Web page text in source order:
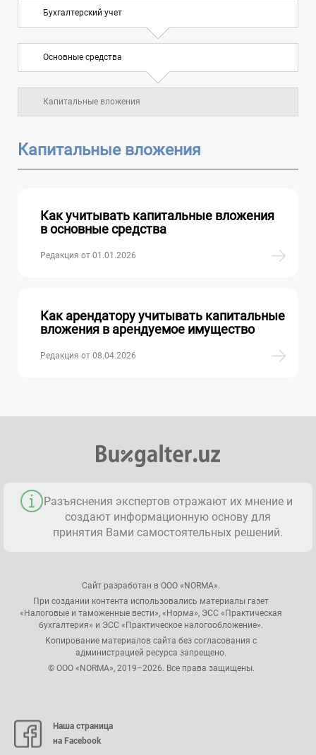
Бухгалтерский учет
Основные средства
Капитальные вложения
Капитальные вложения
Как учитывать капитальные вложения
в основные средства
Редакция от 01.01.2026
Как арендатору учитывать капитальные
вложения в арендуемое имущество
Редакция от 08.04.2026
Разъяснения экспертов отражают их мнение и
создают информационную основу для
принятия Вами самостоятельных решений.
Сайт разработан в ООО «NORMA».
При создании контента использовались материалы газет
«Налоговые и таможенные вести», «Норма», ЭСС «Практическая
бухгалтерия» и ЭСС «Практическое налогообложение».
Копирование материалов сайта без согласования с
администрацией ресурса запрещено.
© ООО «NORMA», 2019–2026. Все права защищены.
Наша страница
на Facebook